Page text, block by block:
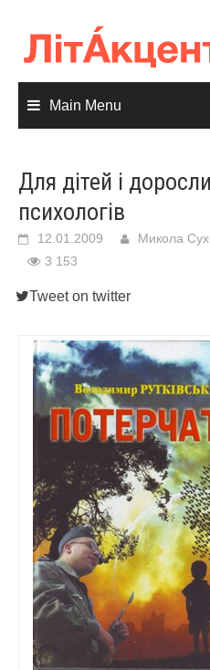
content
Main Menu
Для дітей і
психологів
12.01.2009 Микола
3 153
Tweet on twitter